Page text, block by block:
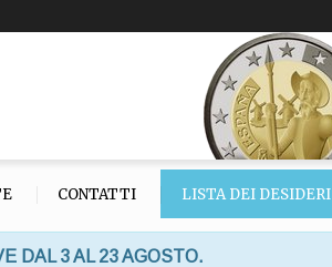
CONTATTI LISTA DEI DESIDERI
DAL 3 AL 23 AGOSTO.